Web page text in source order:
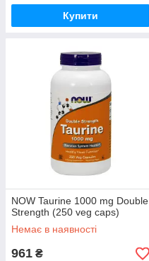
Купити
NOW Taurine 1000 mg Double
Strength (250 veg caps)
Немає в наявності
961 ₴